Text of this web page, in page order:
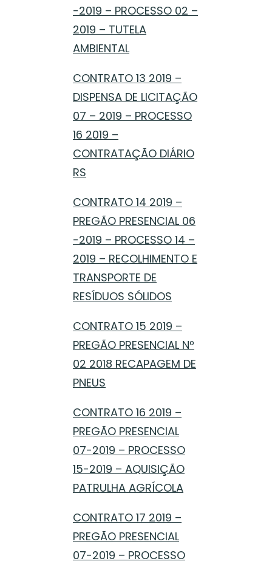
-2019 – PROCESSO 02 –
2019 – TUTELA
AMBIENTAL
CONTRATO 13 2019 –
DISPENSA DE LICITAÇÃO
07 – 2019 – PROCESSO
16 2019 –
CONTRATAÇÃO DIÁRIO
RS
CONTRATO 14 2019 –
PREGÃO PRESENCIAL 06
-2019 – PROCESSO 14 –
2019 – RECOLHIMENTO E
TRANSPORTE DE
RESÍDUOS SÓLIDOS
CONTRATO 15 2019 –
PREGÃO PRESENCIAL Nº
02 2018 RECAPAGEM DE
PNEUS
CONTRATO 16 2019 –
PREGÃO PRESENCIAL
07-2019 – PROCESSO
15-2019 – AQUISIÇÃO
PATRULHA AGRÍCOLA
CONTRATO 17 2019 –
PREGÃO PRESENCIAL
07-2019 – PROCESSO